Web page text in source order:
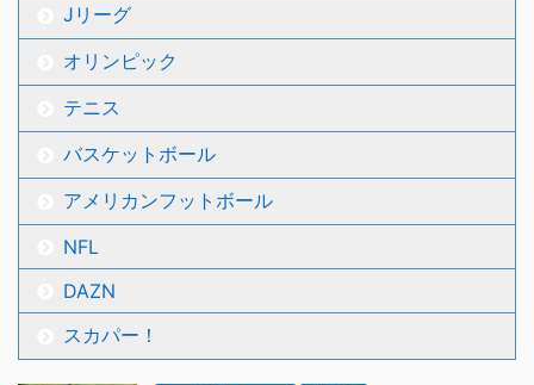
Jリーグ
オリンピック
テニス
バスケットボール
アメリカンフットボール
NFL
DAZN
スカパー！